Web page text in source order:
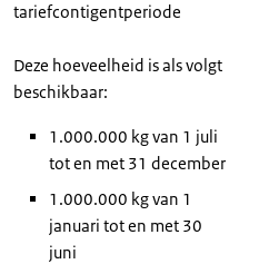
tariefcontigentperiode
Deze hoeveelheid is als volgt
beschikbaar:
1.000.000 kg van 1 juli
tot en met 31 december
1.000.000 kg van 1
januari tot en met 30
juni